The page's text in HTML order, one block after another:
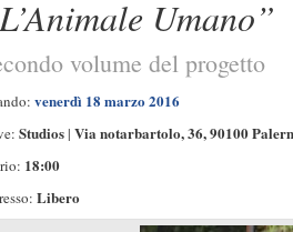
Umano”
volume del progetto
venerdì 18 marzo 2016
Studios| Via notarbartolo, 36, 90100
18:00
Libero